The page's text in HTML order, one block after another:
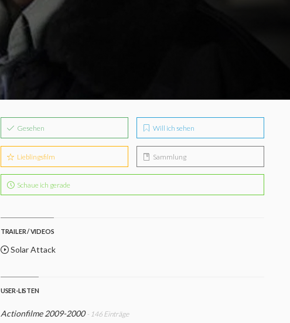
Gesehen Will ich sehen
Lieblingsfilm Sammlung
Schaue ich gerade
TRAILER / VIDEOS
Solar Attack
USER-LISTEN
Actionfilme 2009-2000 - 146 Einträge